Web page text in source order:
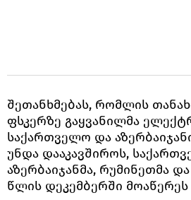
შეთანხმებას, რომლის
ფსკერზე გაყვანილმა
საქართველო და
უნდა დააკავშიროს,
აზერბაიჯანმა, რუმინეთმა
წლის დეკემბერში